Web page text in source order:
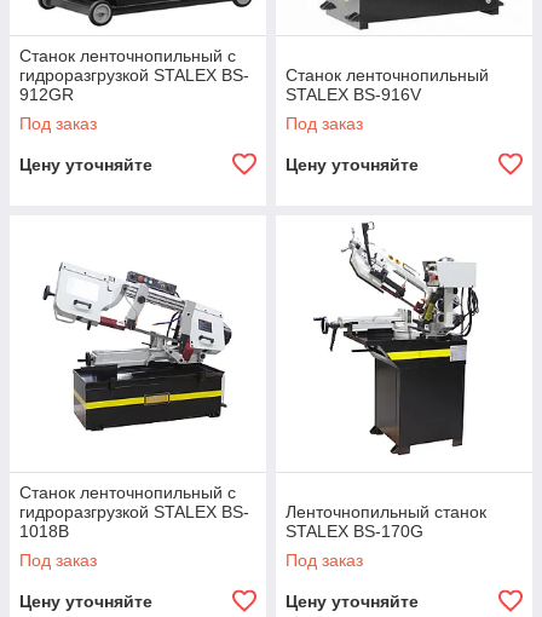
Станок ленточнопильный с
гидроразгрузкой STALEX BS-
912GR
Под заказ
Цену уточняйте
Станок ленточнопильный
STALEX BS-916V
Под заказ
Цену уточняйте
Станок ленточнопильный с
гидроразгрузкой STALEX BS-
1018B
Под заказ
Цену уточняйте
Ленточнопильный станок
STALEX BS-170G
Под заказ
Цену уточняйте